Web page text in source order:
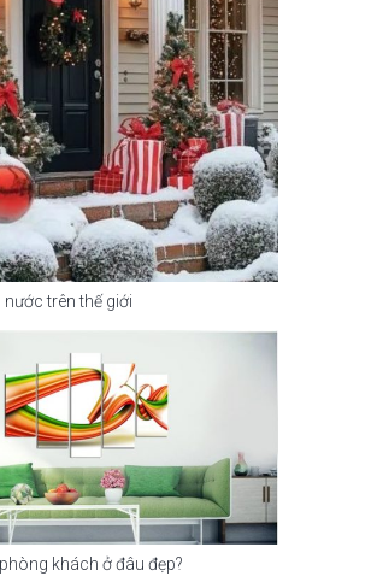
trên thế giới
khách ở đâu đẹp?